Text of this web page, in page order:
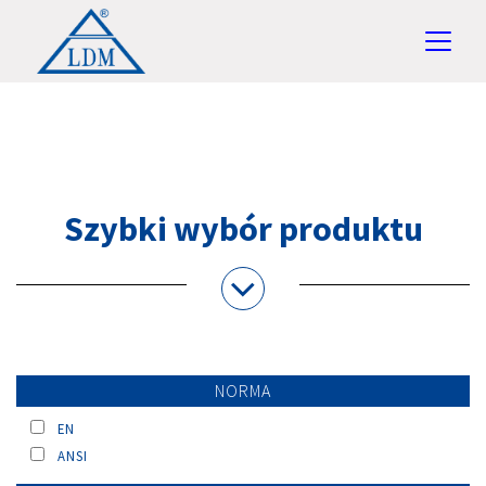
Szybki wybór produktu
NORMA
EN
ANSI